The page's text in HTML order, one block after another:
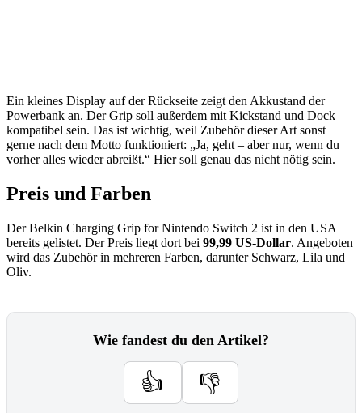
Ein kleines Display auf der Rückseite zeigt den Akkustand der
Powerbank an. Der Grip soll außerdem mit Kickstand und Dock
kompatibel sein. Das ist wichtig, weil Zubehör dieser Art sonst
gerne nach dem Motto funktioniert: „Ja, geht – aber nur, wenn du
vorher alles wieder abreißt.“ Hier soll genau das nicht nötig sein.
Preis und Farben
Der Belkin Charging Grip for Nintendo Switch 2 ist in den USA
bereits gelistet. Der Preis liegt dort bei 99,99 US-Dollar. Angeboten
wird das Zubehör in mehreren Farben, darunter Schwarz, Lila und
Oliv.
Wie fandest du den Artikel?
👍 👎